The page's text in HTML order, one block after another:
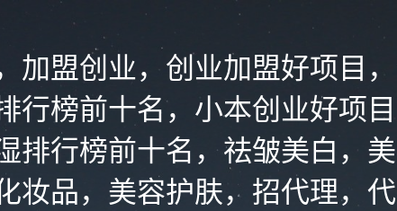
加盟创业，创业加盟好项目
榜前十名，小本创业好项目
排行榜前十名，祛皱美白，
妆品，美容护肤，招代理，